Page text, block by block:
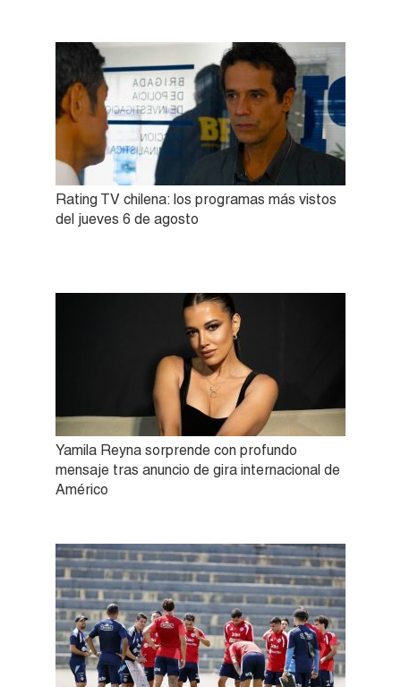
Rating TV chilena: los programas más vistos
del jueves 6 de agosto
Yamila Reyna sorprende con profundo
mensaje tras anuncio de gira internacional de
Américo